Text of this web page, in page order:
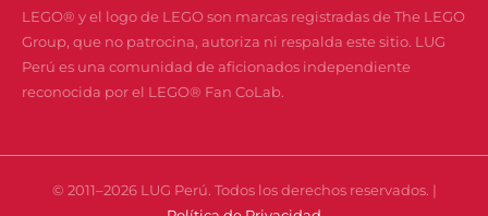
LEGO® y el logo de LEGO son marcas registradas de The LEGO
Group, que no patrocina, autoriza ni respalda este sitio. LUG
Perú es una comunidad de aficionados independiente
reconocida por el LEGO® Fan CoLab.
© 2011–2026 LUG Perú. Todos los derechos reservados. |